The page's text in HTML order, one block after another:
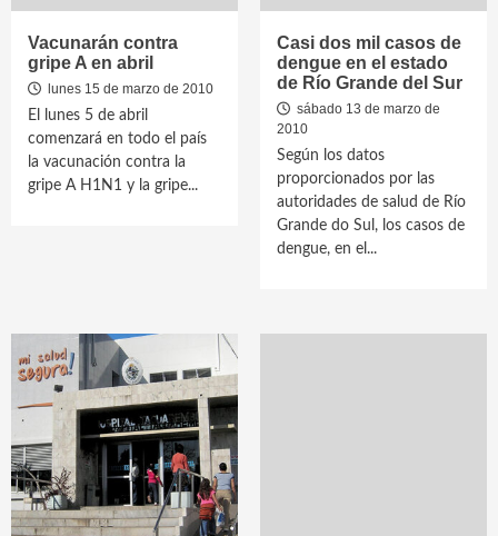
Vacunarán contra
gripe A en abril
lunes 15 de marzo de 2010
El lunes 5 de abril
comenzará en todo el país
la vacunación contra la
gripe A H1N1 y la gripe...
Casi dos mil casos de
dengue en el estado
de Río Grande del Sur
sábado 13 de marzo de
2010
Según los datos
proporcionados por las
autoridades de salud de Río
Grande do Sul, los casos de
dengue, en el...